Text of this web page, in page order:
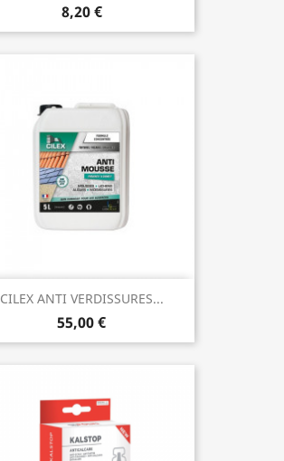
8,20 €
CILEX ANTI VERDISSURES...
55,00 €